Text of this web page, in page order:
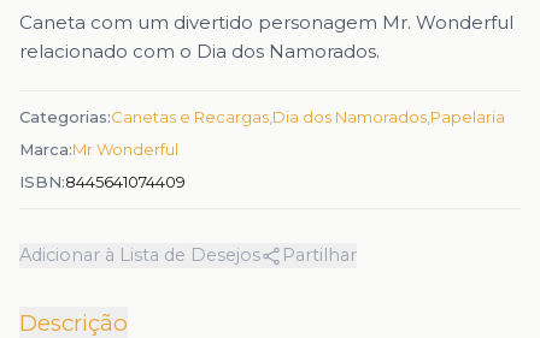
Descrição
Caneta com um divertido personagem Mr. Wonderful
relacionado com o Dia dos Namorados.
Categorias:Canetas e Recargas Dia dos Namorados Papelaria
Marca:Mr Wonderful
ISBN:8445641074409
Adicionar à Lista de Desejos Partilhar